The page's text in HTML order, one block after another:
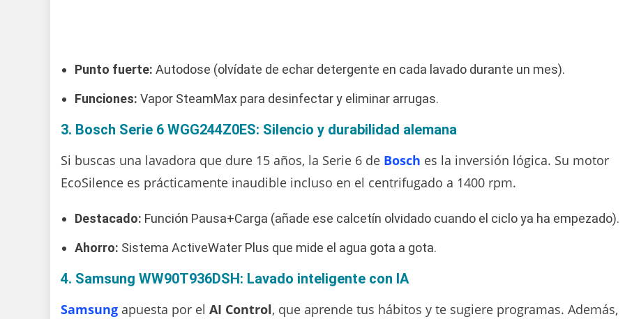
Punto fuerte: Autodose (olvídate de echar detergente en cada lavado durante un mes).
Funciones: Vapor SteamMax para desinfectar y eliminar arrugas.
3. Bosch Serie 6 WGG244Z0ES: Silencio y durabilidad alemana
Si buscas una lavadora que dure 15 años, la Serie 6 de Bosch es la inversión lógica. Su motor
EcoSilence es prácticamente inaudible incluso en el centrifugado a 1400 rpm.
Destacado: Función Pausa+Carga (añade ese calcetín olvidado cuando el ciclo ya ha empezado).
Ahorro: Sistema ActiveWater Plus que mide el agua gota a gota.
4. Samsung WW90T936DSH: Lavado inteligente con IA
Samsung apuesta por el AI Control, que aprende tus hábitos y te sugiere programas. Además,